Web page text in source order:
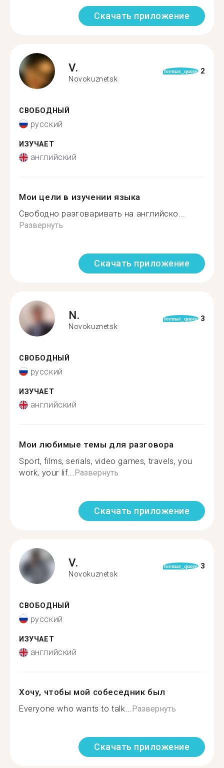
Скачать приложение
V.
Novokuznetsk
format_quote 2
СВОБОДНЫЙ
русский
ИЗУЧАЕТ
английский
Мои цели в изучении языка
Свободно разговаривать на английско...
Развернуть
Скачать приложение
N.
Novokuznetsk
format_quote 3
СВОБОДНЫЙ
русский
ИЗУЧАЕТ
английский
Мои любимые темы для разговора
Sport, films, serials, video games, travels, you
work, your lif...Развернуть
Скачать приложение
V.
Novokuznetsk
format_quote 3
СВОБОДНЫЙ
русский
ИЗУЧАЕТ
английский
Хочу, чтобы мой собеседник был
Everyone who wants to talk...Развернуть
Скачать приложение